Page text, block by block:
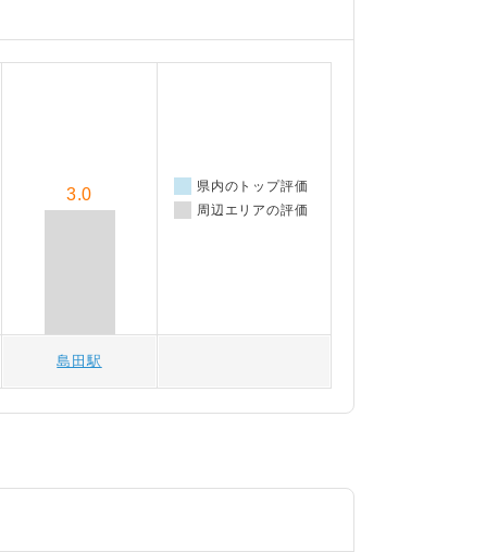
島田駅
3.0
県内のトップ評価
周辺エリアの評価